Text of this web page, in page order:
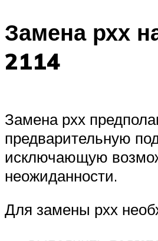
Замена рхх
2114
Замена рхх
предварительную
исключающую
неожиданности.
Для замены рхх